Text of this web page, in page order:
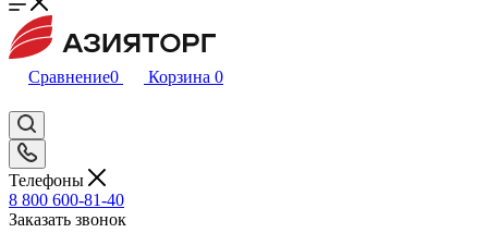
Сравнение0 Корзина 0
Телефоны
8 800 600-81-40
Заказать звонок